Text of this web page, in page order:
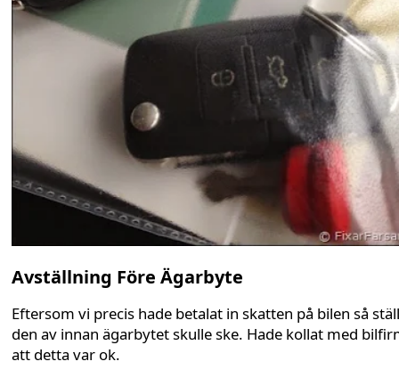
Avställning Före Ägarbyte
Eftersom vi precis hade betalat in skatten på bilen så
den av innan ägarbytet skulle ske. Hade kollat med
att detta var ok.